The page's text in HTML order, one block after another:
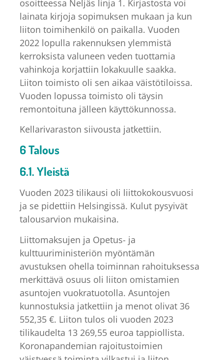
osoitteessa Neljäs linja 1. Kirjastosta voi
lainata kirjoja sopimuksen mukaan ja kun
liiton toimihenkilö on paikalla. Vuoden
2022 lopulla rakennuksen ylemmistä
kerroksista valuneen veden tuottamia
vahinkoja korjattiin lokakuulle saakka.
Liiton toimisto oli sen aikaa väistötiloissa.
Vuoden lopussa toimisto oli täysin
remontoituna jälleen käyttökunnossa.
Kellarivaraston siivousta jatkettiin.
6 Talous
6.1. Yleistä
Vuoden 2023 tilikausi oli liittokokousvuosi
ja se pidettiin Helsingissä. Kulut pysyivät
talousarvion mukaisina.
Liittomaksujen ja Opetus- ja
kulttuuriministeriön myöntämän
avustuksen ohella toiminnan rahoituksessa
merkittävä osuus oli liiton omistamien
asuntojen vuokratuotolla. Asuntojen
kunnostuksia jatkettiin ja menot olivat 36
552,35 €. Liiton tulos oli vuoden 2023
tilikaudelta 13 269,55 euroa tappiollista.
Koronapandemian rajoitustoimien